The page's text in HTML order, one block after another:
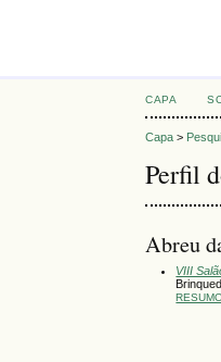
CAPA
Capa >
Perfil
Abreu
VIII